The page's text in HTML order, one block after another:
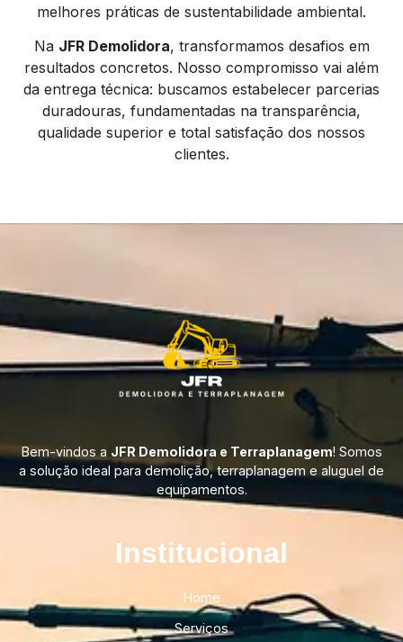
melhores práticas de sustentabilidade ambiental.
Na JFR Demolidora, transformamos desafios em
resultados concretos. Nosso compromisso vai além
da entrega técnica: buscamos estabelecer parcerias
duradouras, fundamentadas na transparência,
qualidade superior e total satisfação dos nossos
clientes.
Bem-vindos a JFR Demolidora e Terraplanagem! Somos
a solução ideal para demolição, terraplanagem e aluguel de
equipamentos.
Institucional​
Home
Serviços